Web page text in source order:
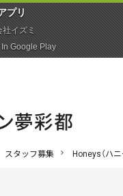
スタッフ募集 Honeys（ハニ
プ‪リ‬
社イズミ
In Google Play